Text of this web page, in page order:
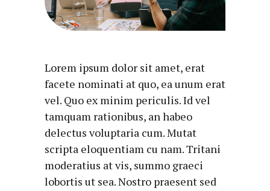
Lorem ipsum dolor sit amet, erat
facete nominati at quo, ea unum erat
vel. Quo ex minim periculis. Id vel
tamquam rationibus, an habeo
delectus voluptaria cum. Mutat
scripta eloquentiam cu nam. Tritani
moderatius at vis, summo graeci
lobortis ut sea. Nostro praesent sed